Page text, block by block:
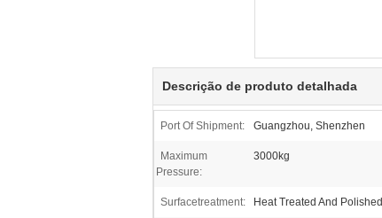
Descrição de produto detalhada
Port Of Shipment: Guangzhou, Shenzhen
Maximum
Pressure:
3000kg
Surfacetreatment: Heat Treated And Polished